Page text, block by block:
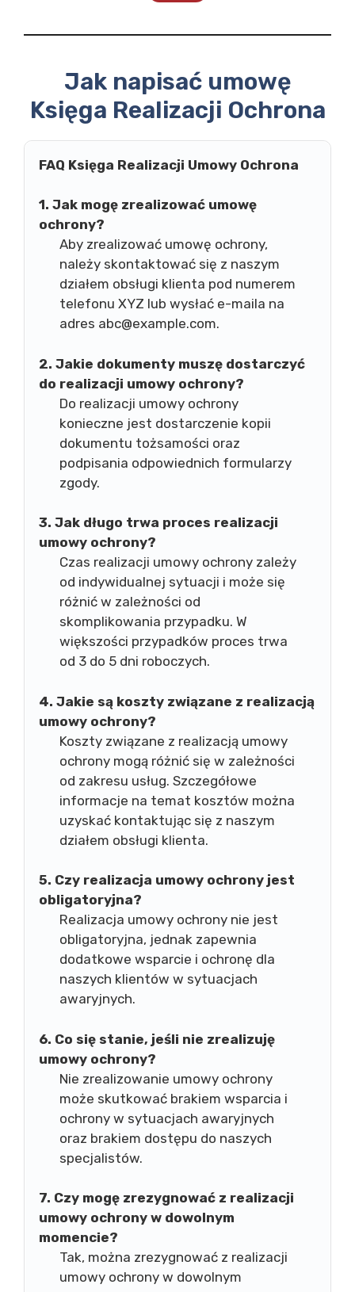
Jak napisać umowę
Księga Realizacji Ochrona
FAQ Księga Realizacji Umowy Ochrona
1. Jak mogę zrealizować umowę
ochrony?
Aby zrealizować umowę ochrony,
należy skontaktować się z naszym
działem obsługi klienta pod numerem
telefonu XYZ lub wysłać e-maila na
adres abc@example.com.
2. Jakie dokumenty muszę dostarczyć
do realizacji umowy ochrony?
Do realizacji umowy ochrony
konieczne jest dostarczenie kopii
dokumentu tożsamości oraz
podpisania odpowiednich formularzy
zgody.
3. Jak długo trwa proces realizacji
umowy ochrony?
Czas realizacji umowy ochrony zależy
od indywidualnej sytuacji i może się
różnić w zależności od
skomplikowania przypadku. W
większości przypadków proces trwa
od 3 do 5 dni roboczych.
4. Jakie są koszty związane z realizacją
umowy ochrony?
Koszty związane z realizacją umowy
ochrony mogą różnić się w zależności
od zakresu usług. Szczegółowe
informacje na temat kosztów można
uzyskać kontaktując się z naszym
działem obsługi klienta.
5. Czy realizacja umowy ochrony jest
obligatoryjna?
Realizacja umowy ochrony nie jest
obligatoryjna, jednak zapewnia
dodatkowe wsparcie i ochronę dla
naszych klientów w sytuacjach
awaryjnych.
6. Co się stanie, jeśli nie zrealizuję
umowy ochrony?
Nie zrealizowanie umowy ochrony
może skutkować brakiem wsparcia i
ochrony w sytuacjach awaryjnych
oraz brakiem dostępu do naszych
specjalistów.
7. Czy mogę zrezygnować z realizacji
umowy ochrony w dowolnym
momencie?
Tak, można zrezygnować z realizacji
umowy ochrony w dowolnym